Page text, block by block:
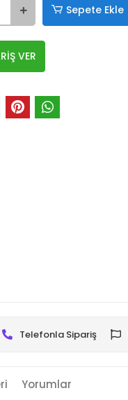
Sepete Ekle
VER
Telefonla Sipariş
Yorumlar